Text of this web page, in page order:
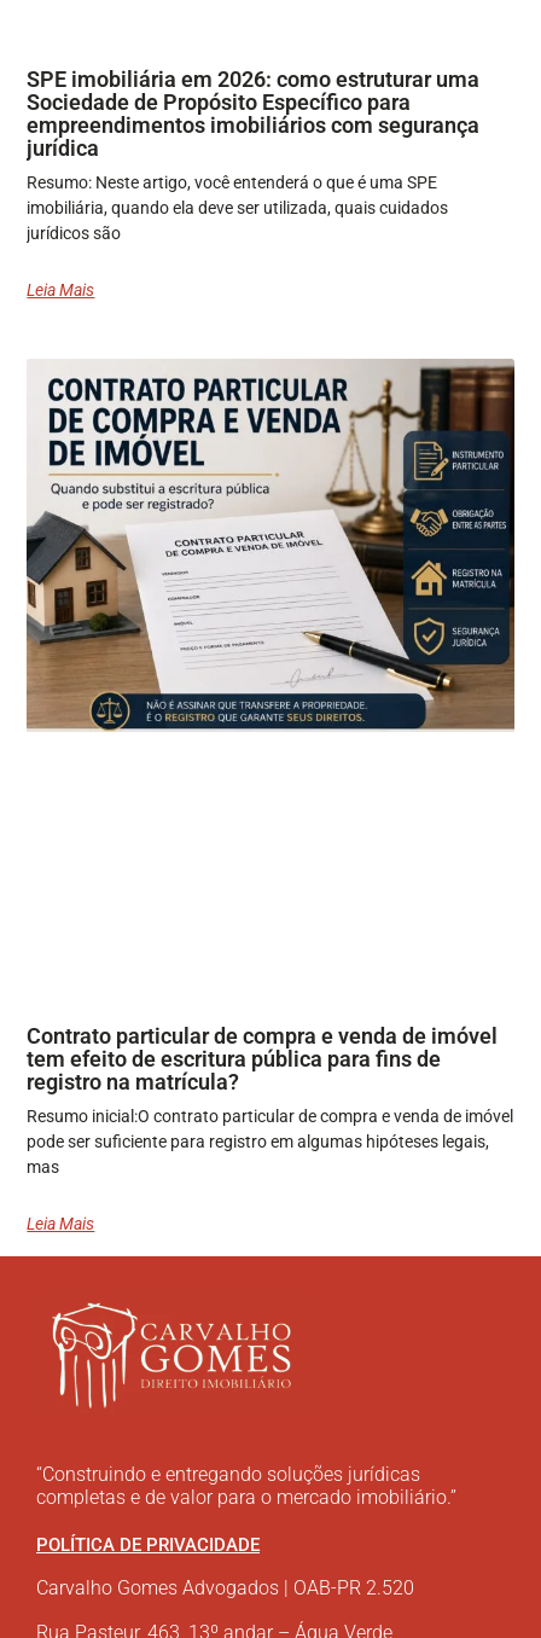
SPE imobiliária em 2026: como estruturar uma
Sociedade de Propósito Específico para
empreendimentos imobiliários com segurança
jurídica
Resumo: Neste artigo, você entenderá o que é uma SPE
imobiliária, quando ela deve ser utilizada, quais cuidados
jurídicos são
Leia Mais
Contrato particular de compra e venda de imóvel
tem efeito de escritura pública para fins de
registro na matrícula?
Resumo inicial:O contrato particular de compra e venda de imóvel
pode ser suficiente para registro em algumas hipóteses legais,
mas
Leia Mais
“Construindo e entregando soluções jurídicas
completas e de valor para o mercado imobiliário.”
POLÍTICA DE PRIVACIDADE
Carvalho Gomes Advogados | OAB-PR 2.520
Rua Pasteur, 463, 13º andar – Água Verde